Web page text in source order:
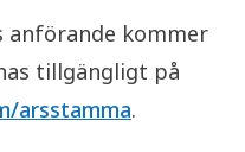
anförande kommer
tillgängligt på
arsstamma.